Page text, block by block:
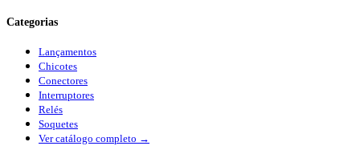
Categorias
Lançamentos
Chicotes
Conectores
Interruptores
Relés
Soquetes
Ver catálogo completo →